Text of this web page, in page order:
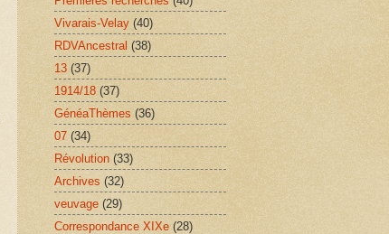
Vivarais-Velay (40)
RDVAncestral (38)
13 (37)
1914/18 (37)
GénéaThèmes (36)
07 (34)
Révolution (33)
Archives (32)
veuvage (29)
Correspondance XIXe (28)